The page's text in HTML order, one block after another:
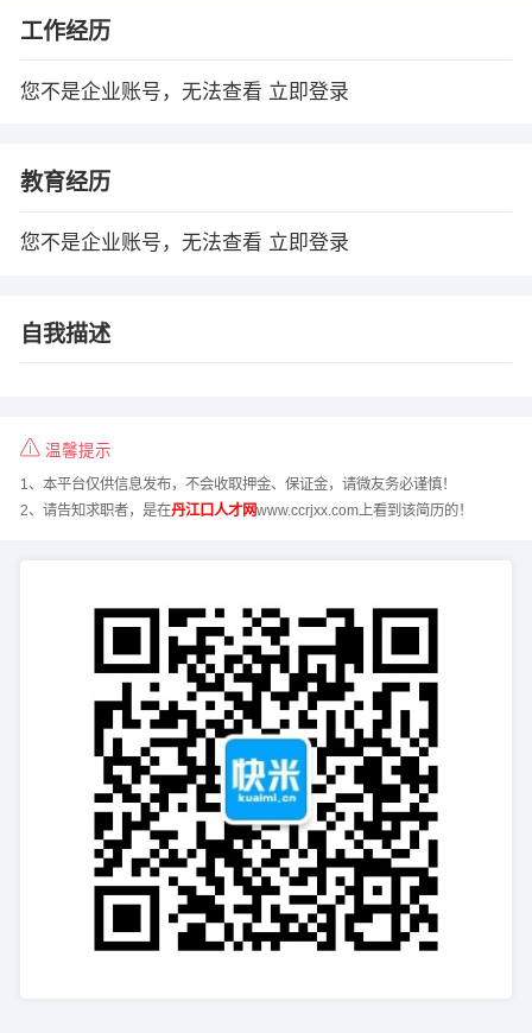
工作经历
您不是企业账号，无法查看 立即登录
教育经历
您不是企业账号，无法查看 立即登录
自我描述
温馨提示
1、本平台仅供信息发布，不会收取押金、保证金，请微友务必谨慎！
2、请告知求职者，是在丹江口人才网www.ccrjxx.com上看到该简历的！